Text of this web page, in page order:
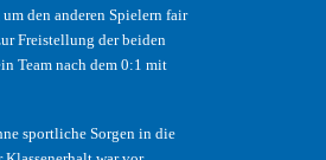
den anderen Spielern fair
Freistellung der beiden
Team nach dem 0:1 mit
sportliche Sorgen in die